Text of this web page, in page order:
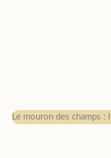
Le mouron des champs :